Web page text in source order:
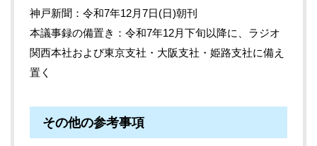
神戸新聞：令和7年12月7日(日)朝刊
本議事録の備置き：令和7年12月下旬以降に、ラジオ
関西本社および東京支社・大阪支社・姫路支社に備え
置く
その他の参考事項